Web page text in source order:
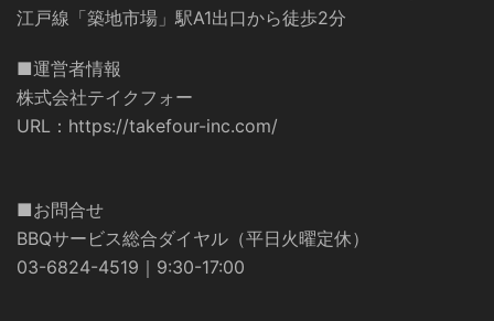
江戸線「築地市場」駅A1出口から徒歩2分
■運営者情報
株式会社テイクフォー
URL： https://takefour-inc.com/
■お問合せ
BBQサービス総合ダイヤル（平日火曜定休）
03-6824-4519｜9:30-17:00